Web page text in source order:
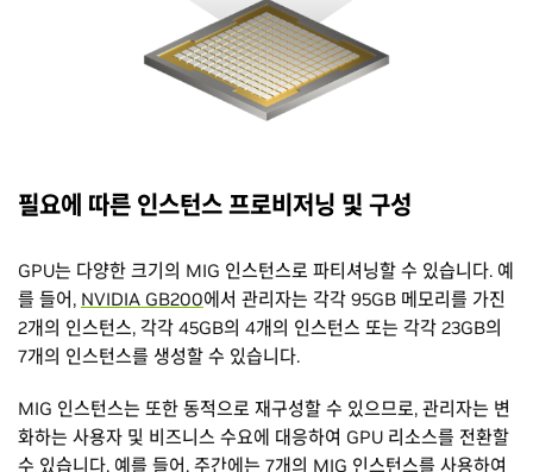
필요에 따른 인스턴스 프로비저닝 및 구성
GPU는 다양한 크기의 MIG 인스턴스로 파티셔닝할 수 있습니다. 예
를 들어, NVIDIA GB200에서 관리자는 각각 95GB 메모리를 가진
2개의 인스턴스, 각각 45GB의 4개의 인스턴스 또는 각각 23GB의
7개의 인스턴스를 생성할 수 있습니다.
MIG 인스턴스는 또한 동적으로 재구성할 수 있으므로, 관리자는 변
화하는 사용자 및 비즈니스 수요에 대응하여 GPU 리소스를 전환할
수 있습니다. 예를 들어, 주간에는 7개의 MIG 인스턴스를 사용하여